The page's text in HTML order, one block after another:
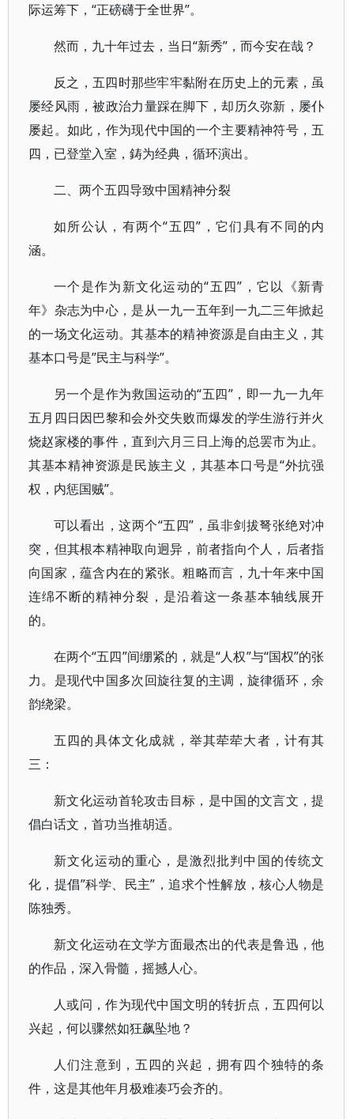
际运筹下，“正磅礴于全世界”。
然而，九十年过去，当日“新秀”，而今安在哉？
反之，五四时那些牢牢黏附在历史上的元素，虽
屡经风雨，被政治力量踩在脚下，却历久弥新，屡仆
屡起。如此，作为现代中国的一个主要精神符号，五
四，已登堂入室，鋳为经典，循环演出。
二、两个五四导致中国精神分裂
如所公认，有两个“五四”，它们具有不同的内
涵。
一个是作为新文化运动的“五四”，它以《新青
年》杂志为中心，是从一九一五年到一九二三年掀起
的一场文化运动。其基本的精神资源是自由主义，其
基本口号是”民主与科学”。
另一个是作为救国运动的“五四”，即一九一九年
五月四日因巴黎和会外交失败而爆发的学生游行并火
烧赵家楼的事件，直到六月三日上海的总罢市为止。
其基本精神资源是民族主义，其基本口号是“外抗强
权，内惩国贼”。
可以看出，这两个“五四”，虽非剑拔弩张绝对冲
突，但其根本精神取向迥异，前者指向个人，后者指
向国家，蕴含内在的紧张。粗略而言，九十年来中国
连绵不断的精神分裂，是沿着这一条基本轴线展开
的。
在两个“五四”间绷紧的，就是“人权”与“国权”的张
力。是现代中国多次回旋往复的主调，旋律循环，余
韵绕梁。
五四的具体文化成就，举其荦荦大者，计有其
三：
新文化运动首轮攻击目标，是中国的文言文，提
倡白话文，首功当推胡适。
新文化运动的重心，是激烈批判中国的传统文
化，提倡”科学、民主”，追求个性解放，核心人物是
陈独秀。
新文化运动在文学方面最杰出的代表是鲁迅，他
的作品，深入骨髓，摇撼人心。
人或问，作为现代中国文明的转折点，五四何以
兴起，何以骤然如狂飙坠地？
人们注意到，五四的兴起，拥有四个独特的条
件，这是其他年月极难凑巧会齐的。